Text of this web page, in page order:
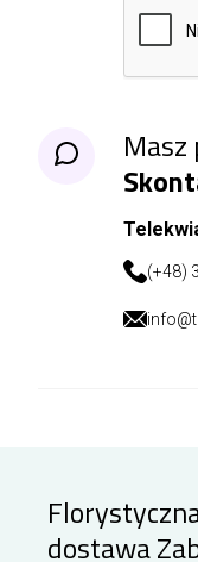
Masz
(+48)
dostawa